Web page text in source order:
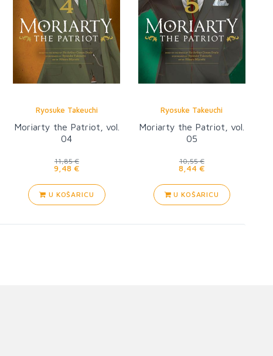
Ryosuke Takeuchi
Moriarty the Patriot, vol.
04
11,85 €
9,48 €
U KOŠARICU
Ryosuke Takeuchi
Moriarty the Patriot, vol.
05
10,55 €
8,44 €
U KOŠARICU